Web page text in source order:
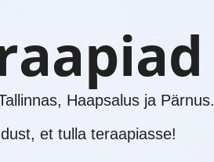
Haapsalus ja Pärnus.
et tulla teraapiasse!